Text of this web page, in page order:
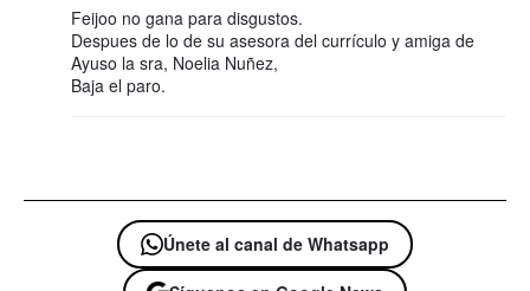
Feijoo no gana para disgustos.
Despues de lo de su asesora del currículo y amiga de
Ayuso la sra, Noelia Nuñez,
Baja el paro.
Únete al canal de Whatsapp